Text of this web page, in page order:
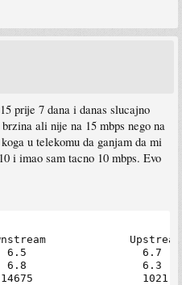
prije 7 dana i danas slucajno
ali nije na 15 mbps nego na
u telekomu da ganjam da mi
i imao sam tacno 10 mbps. Evo
Upstream
6.5                  6.7
6.8                  6.3
1021